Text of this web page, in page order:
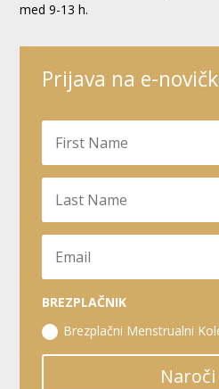
med 9-13 h.
Prijava na e-
BREZPLAČNIK
Brezplačni Menstrualni
Naroči